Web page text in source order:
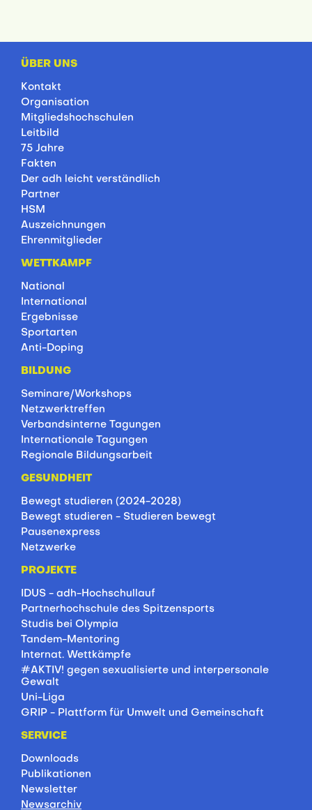
ÜBER UNS
Kontakt
Organisation
Mitgliedshochschulen
Leitbild
75 Jahre
Fakten
Der adh leicht verständlich
Partner
HSM
Auszeichnungen
Ehrenmitglieder
WETTKAMPF
National
International
Ergebnisse
Sportarten
Anti-Doping
BILDUNG
Seminare/Workshops
Netzwerktreffen
Verbandsinterne Tagungen
Internationale Tagungen
Regionale Bildungsarbeit
GESUNDHEIT
Bewegt studieren (2024-2028)
Bewegt studieren - Studieren bewegt
Pausenexpress
Netzwerke
PROJEKTE
IDUS - adh-Hochschullauf
Partnerhochschule des Spitzensports
Studis bei Olympia
Tandem-Mentoring
Internat. Wettkämpfe
#AKTIV! gegen sexualisierte und interpersonale
Gewalt
Uni-Liga
GRIP - Plattform für Umwelt und Gemeinschaft
SERVICE
Downloads
Publikationen
Newsletter
Newsarchiv